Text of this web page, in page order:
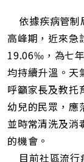
依據疾病管制
高峰期，近來急
19.06‰，為七
均持續升溫。天
呼籲家長及教托
幼兒的民眾，應
並時常清洗及消
的機會。
目前社區流行